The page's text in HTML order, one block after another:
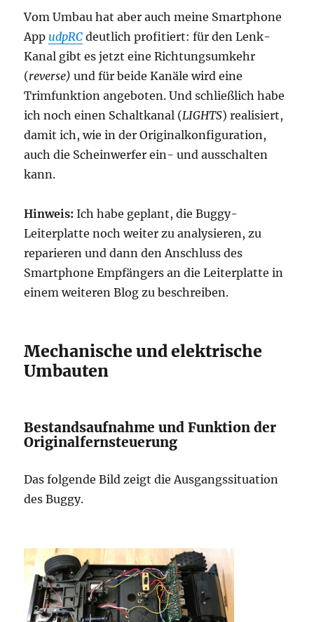
Vom Umbau hat aber auch meine Smartphone
App udpRC deutlich profitiert: für den Lenk-
Kanal gibt es jetzt eine Richtungsumkehr
(reverse) und für beide Kanäle wird eine
Trimfunktion angeboten. Und schließlich habe
ich noch einen Schaltkanal (LIGHTS) realisiert,
damit ich, wie in der Originalkonfiguration,
auch die Scheinwerfer ein- und ausschalten
kann.
Hinweis: Ich habe geplant, die Buggy-
Leiterplatte noch weiter zu analysieren, zu
reparieren und dann den Anschluss des
Smartphone Empfängers an die Leiterplatte in
einem weiteren Blog zu beschreiben.
Mechanische und elektrische
Umbauten
Bestandsaufnahme und Funktion der
Originalfernsteuerung
Das folgende Bild zeigt die Ausgangssituation
des Buggy.